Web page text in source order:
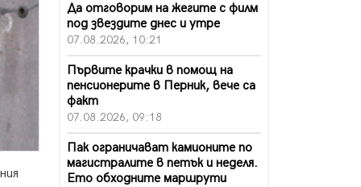
Да отговорим на жегите с филм
под звездите днес и утре
07.08.2026, 10:21
Първите крачки в помощ на
пенсионерите в Перник, вече са
факт
07.08.2026, 09:18
Пак ограничават камионите по
магистралите в петък и неделя.
Ето обходните маршрути